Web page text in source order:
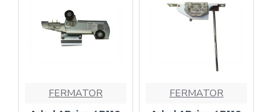
FERMATOR FERMATOR